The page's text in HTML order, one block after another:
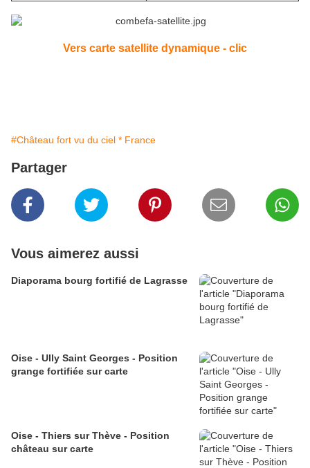
Vers carte satellite dynamique - clic
#Château fort vu du ciel * France
Partager
Vous aimerez aussi
Diaporama bourg fortifié de Lagrasse
Oise - Ully Saint Georges - Position
grange fortifiée sur carte
Oise - Thiers sur Thève - Position
château sur carte